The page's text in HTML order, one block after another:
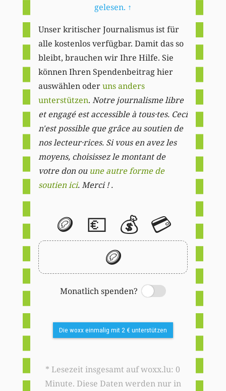
gelesen. ↑
Unser kritischer Journalismus ist für
alle kostenlos verfügbar. Damit das so
bleibt, brauchen wir Ihre Hilfe. Sie
können Ihren Spendenbeitrag hier
auswählen oderuns anders
unterstützen. Notre journalisme libre
et engagé est accessible à tous·tes. Ceci
n'est possible que grâce au soutien de
nos lecteur·rices. Si vous en avez les
moyens, choisissez le montant de
votre don ou une autre forme de
soutien ici. Merci ! .
🪙 💶 💰 💳
🪙
Monatlich spenden?
Switch
Die woxx einmalig mit 2 € unterstützen
* Lesezeit insgesamt auf woxx.lu: 0
Minute. Diese Daten werden nur in